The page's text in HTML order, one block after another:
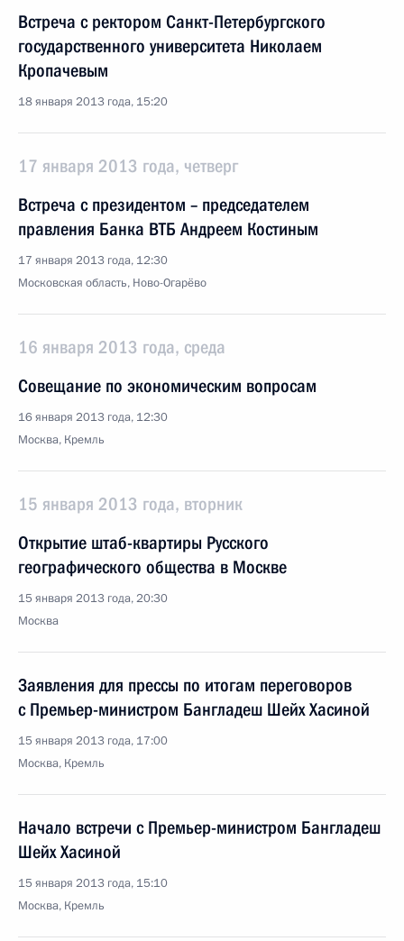
Встреча с ректором Санкт-Петербургского
государственного университета Николаем
Кропачевым
18 января 2013 года, 15:20
17 января 2013 года, четверг
Встреча с президентом – председателем
правления Банка ВТБ Андреем Костиным
17 января 2013 года, 12:30
Московская область, Ново-Огарёво
16 января 2013 года, среда
Совещание по экономическим вопросам
16 января 2013 года, 12:30
Москва, Кремль
15 января 2013 года, вторник
Открытие штаб-квартиры Русского
географического общества в Москве
15 января 2013 года, 20:30
Москва
Заявления для прессы по итогам переговоров
с Премьер-министром Бангладеш Шейх Хасиной
15 января 2013 года, 17:00
Москва, Кремль
Начало встречи с Премьер-министром Бангладеш
Шейх Хасиной
15 января 2013 года, 15:10
Москва, Кремль